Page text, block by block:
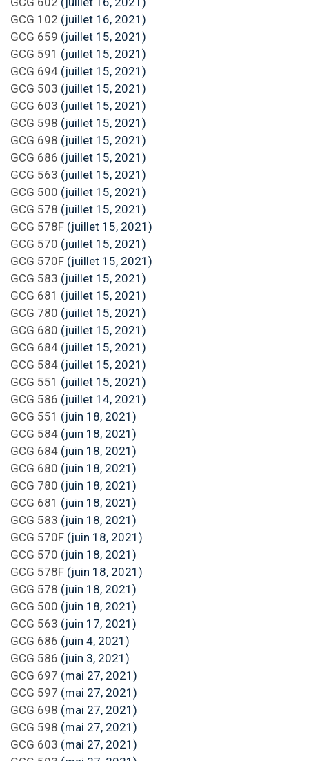
GCG 102 (juillet 16, 2021)
GCG 659 (juillet 15, 2021)
GCG 591 (juillet 15, 2021)
GCG 694 (juillet 15, 2021)
GCG 503 (juillet 15, 2021)
GCG 603 (juillet 15, 2021)
GCG 598 (juillet 15, 2021)
GCG 698 (juillet 15, 2021)
GCG 686 (juillet 15, 2021)
GCG 563 (juillet 15, 2021)
GCG 500 (juillet 15, 2021)
GCG 578 (juillet 15, 2021)
GCG 578F (juillet 15, 2021)
GCG 570 (juillet 15, 2021)
GCG 570F (juillet 15, 2021)
GCG 583 (juillet 15, 2021)
GCG 681 (juillet 15, 2021)
GCG 780 (juillet 15, 2021)
GCG 680 (juillet 15, 2021)
GCG 684 (juillet 15, 2021)
GCG 584 (juillet 15, 2021)
GCG 551 (juillet 15, 2021)
GCG 586 (juillet 14, 2021)
GCG 551 (juin 18, 2021)
GCG 584 (juin 18, 2021)
GCG 684 (juin 18, 2021)
GCG 680 (juin 18, 2021)
GCG 780 (juin 18, 2021)
GCG 681 (juin 18, 2021)
GCG 583 (juin 18, 2021)
GCG 570F (juin 18, 2021)
GCG 570 (juin 18, 2021)
GCG 578F (juin 18, 2021)
GCG 578 (juin 18, 2021)
GCG 500 (juin 18, 2021)
GCG 563 (juin 17, 2021)
GCG 686 (juin 4, 2021)
GCG 586 (juin 3, 2021)
GCG 697 (mai 27, 2021)
GCG 597 (mai 27, 2021)
GCG 698 (mai 27, 2021)
GCG 598 (mai 27, 2021)
GCG 603 (mai 27, 2021)